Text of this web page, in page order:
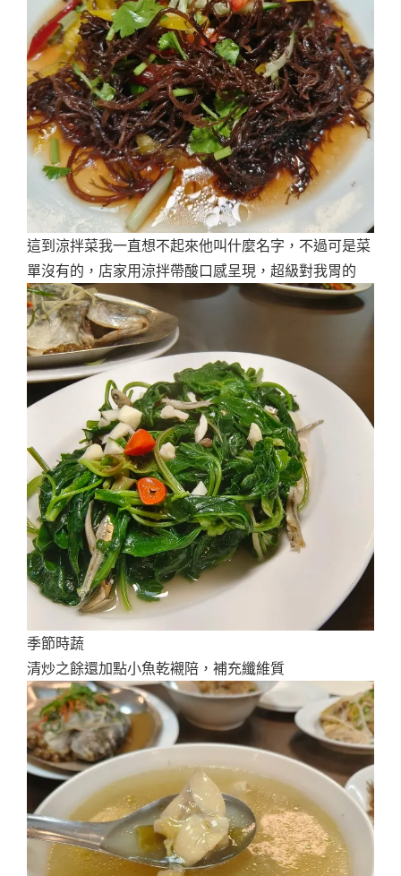
這到涼拌菜我一直想不起來他叫什麼名字，不過可是菜
單沒有的，店家用涼拌帶酸口感呈現，超級對我胃的
季節時蔬
清炒之餘還加點小魚乾襯陪，補充纖維質